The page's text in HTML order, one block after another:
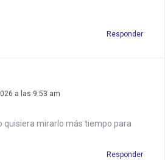
Responder
a las 9:53 am
quisiera mirarlo más tiempo para
Responder